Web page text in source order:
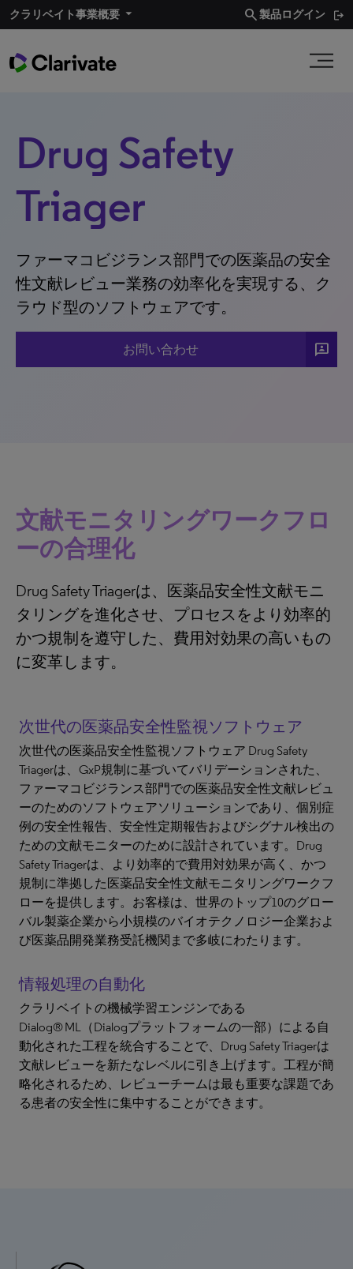
クラリベイト事業概要​ search製品ログイン
Drug Safety
Triager
ファーマコビジランス部門での医薬品の安全
性文献レビュー業務の効率化を実現する、ク
ラウド型のソフトウェアです。
お問い合わせ 3P
文献モニタリングワークフロ
ーの合理化
Drug Safety Triagerは、医薬品安全性文献モニ
タリングを進化させ、プロセスをより効率的
かつ規制を遵守した、費用対効果の高いもの
に変革します。
次世代の医薬品安全性監視ソフトウェア
次世代の医薬品安全性監視ソフトウェア Drug Safety
Triagerは、GxP規制に基づいてバリデーションされた、
ファーマコビジランス部門での医薬品安全性文献レビュ
ーのためのソフトウェアソリューションであり、個別症
例の安全性報告、安全性定期報告およびシグナル検出の
ための文献モニターのために設計されています。Drug
Safety Triagerは、より効率的で費用対効果が高く、かつ
規制に準拠した医薬品安全性文献モニタリングワークフ
ローを提供します。お客様は、世界のトップ10のグロー
バル製薬企業から小規模のバイオテクノロジー企業およ
び医薬品開発業務受託機関まで多岐にわたります。
情報処理の自動化
クラリベイトの機械学習エンジンである
Dialog® ML（Dialogプラットフォームの一部）による自
動化された工程を統合することで、Drug Safety Triagerは
文献レビューを新たなレベルに引き上げます。工程が簡
略化されるため、レビューチームは最も重要な課題であ
る患者の安全性に集中することができます。